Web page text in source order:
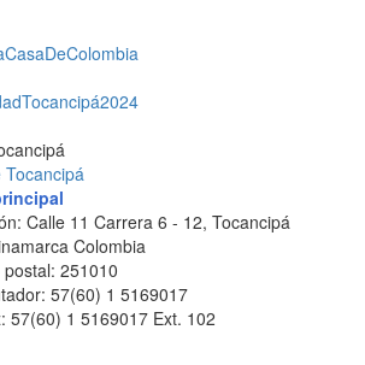
Calle 11 Carrera 6 - 12, Tocancipá
Colombia
251010
57(60) 1 5169017
57(60) 1 5169017 Ext. 102